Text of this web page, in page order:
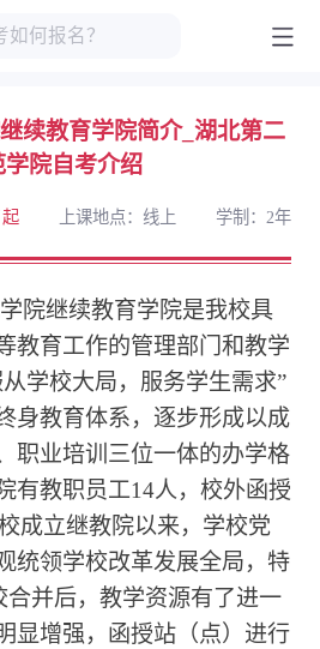
续教育学院简介_湖北第二
学院自考介绍
起 上课地点：线上 学制：2年
继续教育学院是我校具
教育工作的管理部门和教学
学校大局，服务学生需求”
身教育体系，逐步形成以成
职业培训三位一体的办学格
有教职员工14人，校外函授
成立继教院以来，学校党
统领学校改革发展全局，特
合并后，教学资源有了进一
显增强，函授站（点）进行